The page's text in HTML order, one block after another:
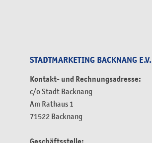
STADTMARKETING BACKNANG E.V.
Kontakt- und Rechnungsadresse:
c/o Stadt Backnang
Am Rathaus 1
71522 Backnang